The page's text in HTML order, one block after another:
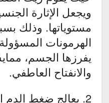
ويجعل الإثارة
مستوياتها. وذلك
الهرمونات
يفرزها الجسم،
والانفتاح العاطفي.
2. يعالج ضغط الدم المرتفع: